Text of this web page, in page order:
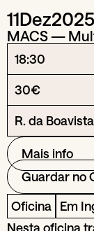
11Dez2025
MACS —
18:30
30€
R. da
Mais info
Guardar no
Oficina Em
Nesta oficina